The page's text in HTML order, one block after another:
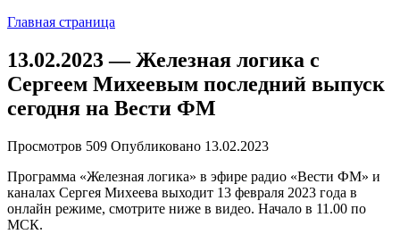
Главная страница
13.02.2023 — Железная логика с
Сергеем Михеевым последний выпуск
сегодня на Вести ФМ
Просмотров 509 Опубликовано 13.02.2023
Программа «Железная логика» в эфире радио «Вести ФМ» и
каналах Сергея Михеева выходит 13 февраля 2023 года в
онлайн режиме, смотрите ниже в видео. Начало в 11.00 по
МСК.